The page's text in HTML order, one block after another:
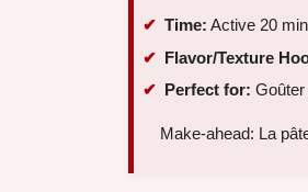
Time: Active 20
Flavor/Texture
Perfect for:
Make-ahead: La